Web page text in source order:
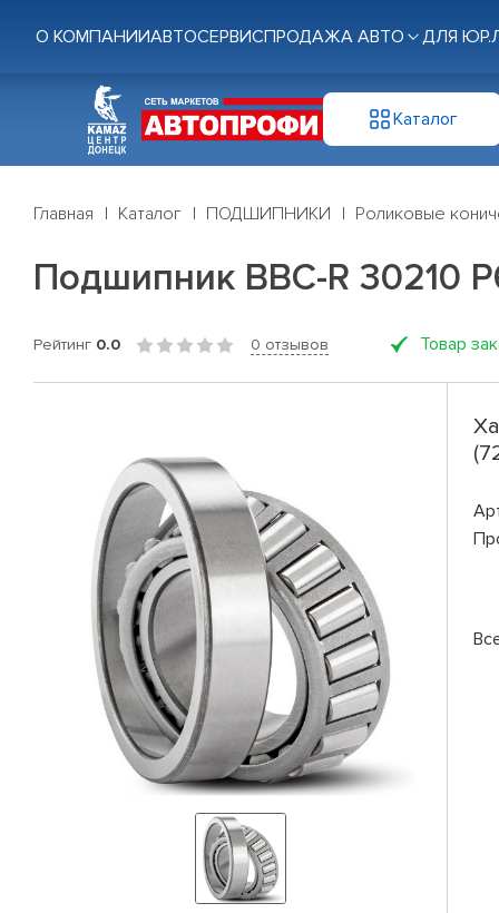
О КОМПАНИИАВТОСЕРВИСПРОДАЖА АВТО ДЛЯ
Каталог
Главная Каталог ПОДШИПНИКИ Роликовые
Подшипник BBC-R 30210
Рейтинг 0.0 0 отзывов Товар